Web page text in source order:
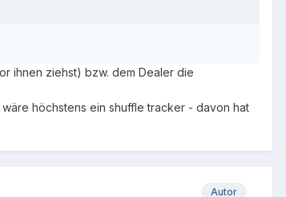
ihnen ziehst) bzw. dem Dealer die
höchstens ein shuffle tracker - davon hat
Autor